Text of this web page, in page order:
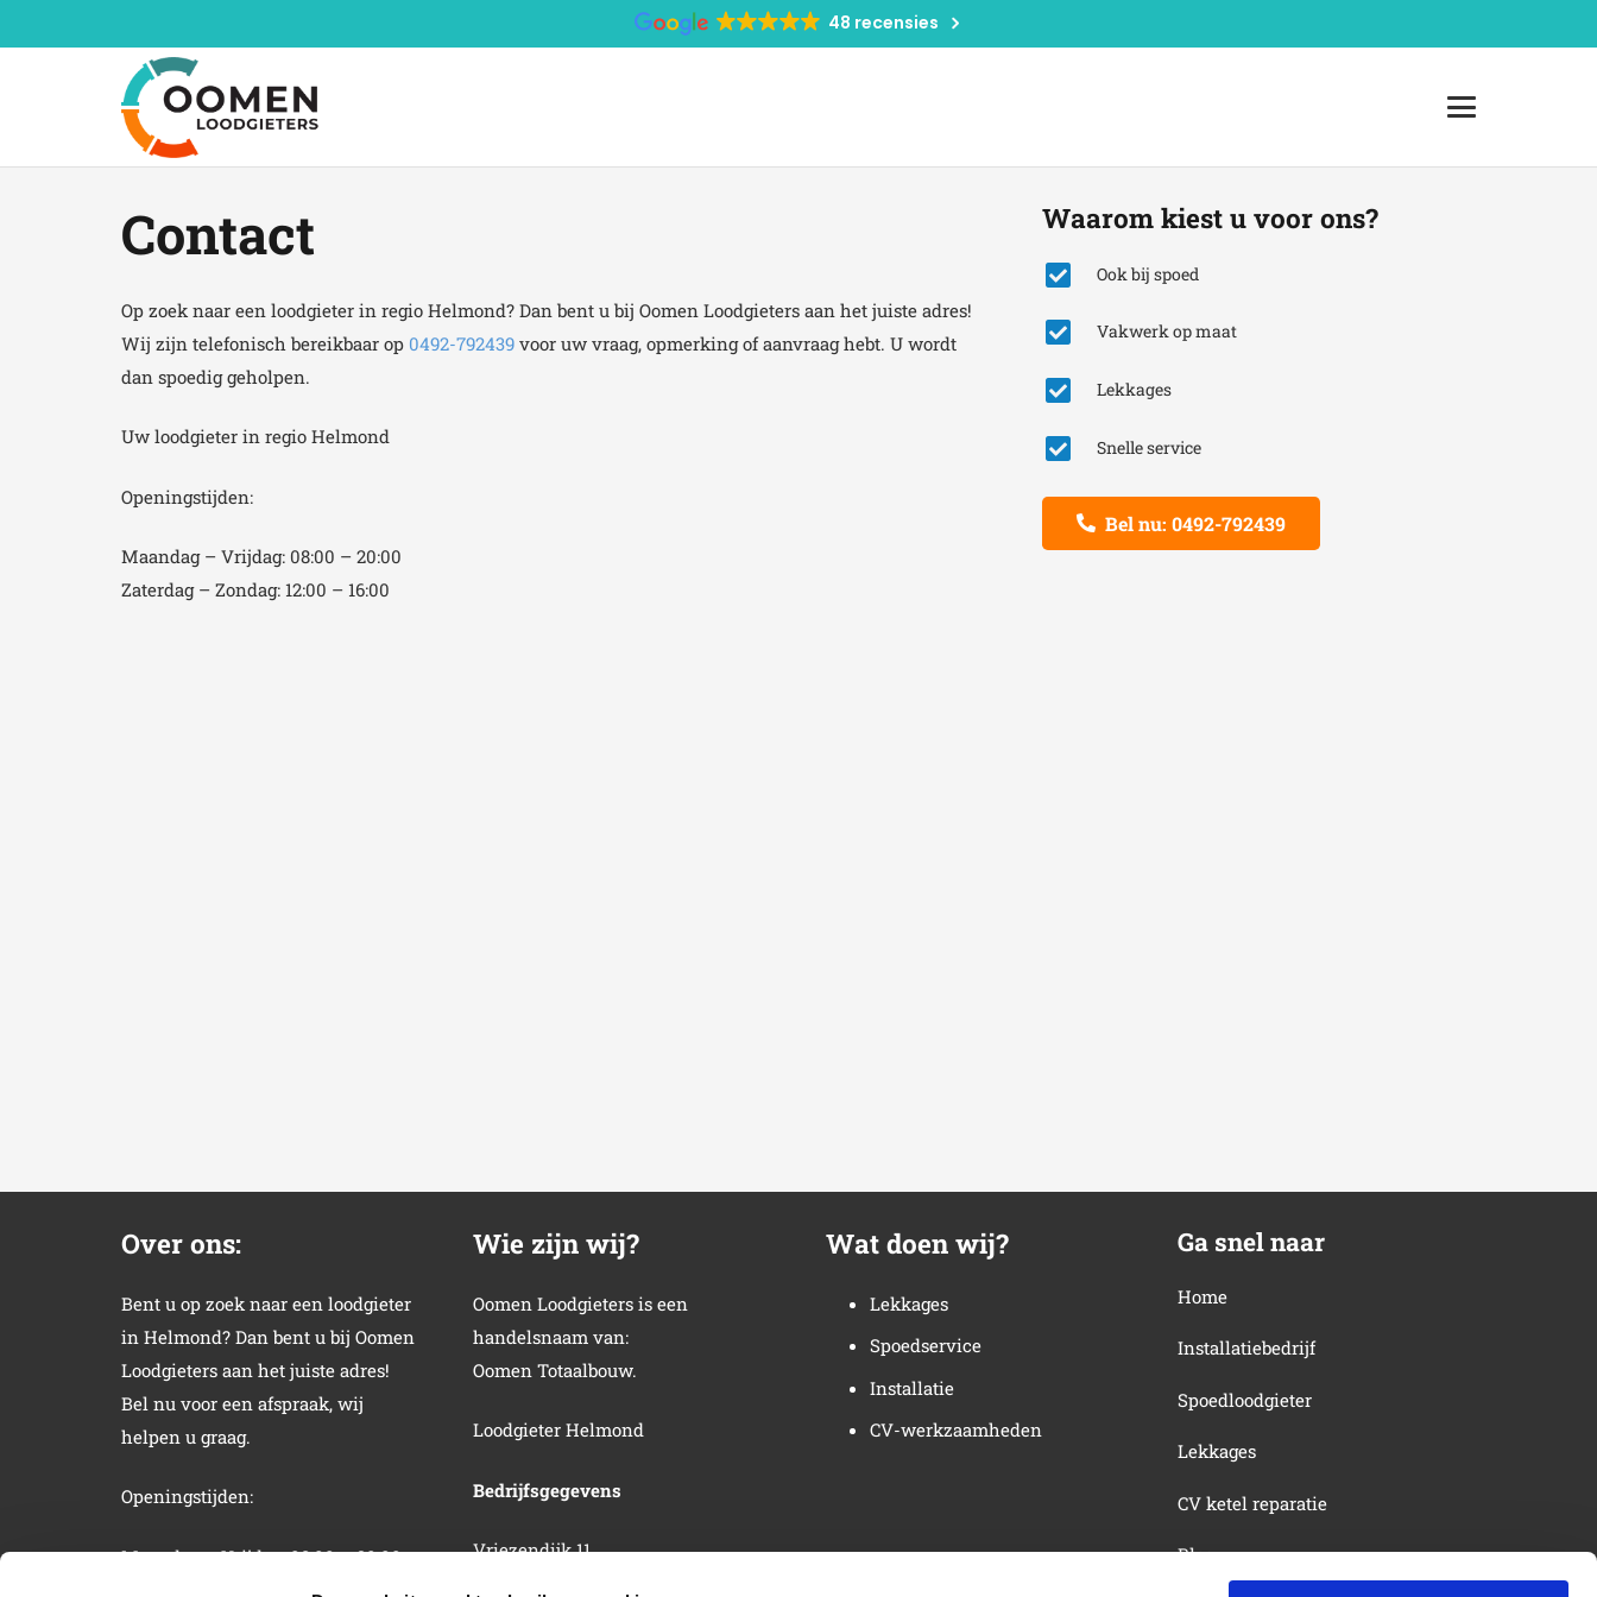
48 recensies
Contact
Op zoek naar een loodgieter in regio Helmond? Dan bent u bij Oomen Loodgieters aan het juiste adres!
Wij zijn telefonisch bereikbaar op 0492-792439 voor uw vraag, opmerking of aanvraag hebt. U wordt
dan spoedig geholpen.
Uw loodgieter in regio Helmond
Openingstijden:
Maandag – Vrijdag: 08:00 – 20:00
Zaterdag – Zondag: 12:00 – 16:00
Waarom kiest u voor ons?
Ook bij spoed
Vakwerk op maat
Lekkages
Snelle service
Bel nu: 0492-792439
Over ons:
Bent u op zoek naar een loodgieter
in Helmond? Dan bent u bij Oomen
Loodgieters aan het juiste adres!
Bel nu voor een afspraak, wij
helpen u graag.
Openingstijden:
Maandag – Vrijdag: 08:00 – 20:00
Zaterdag – Zondag: 12:00 – 16:00
Wie zijn wij?
Oomen Loodgieters is een
handelsnaam van:
Oomen Totaalbouw.
Loodgieter Helmond
Bedrijfsgegevens
Vriezendijk 11
Wat doen wij?
Lekkages
Spoedservice
Installatie
CV-werkzaamheden
Ga snel naar
Home
Installatiebedrijf
Spoedloodgieter
Lekkages
CV ketel reparatie
Blog